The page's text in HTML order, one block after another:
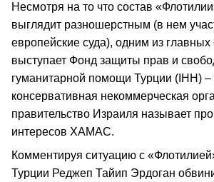
Несмотря на то что состав
выглядит разношерстным (в нем
европейские суда), одним из главных
выступает Фонд защиты прав и
гуманитарной помощи Турции (IHH) –
консервативная некоммерческая
правительство Израиля называет
интересов ХАМАС.
Комментируя ситуацию с
Турции Реджеп Тайип Эрдоган